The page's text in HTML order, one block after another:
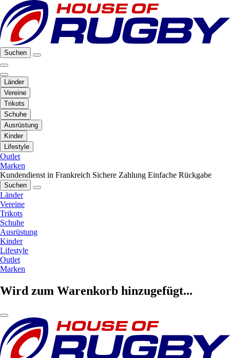
Suchen
Länder
Vereine
Trikots
Schuhe
Ausrüstung
Kinder
Lifestyle
Outlet
Marken
Kundendienst in Frankreich Sichere Zahlung Einfache Rückgabe
Suchen
Länder
Vereine
Trikots
Schuhe
Ausrüstung
Kinder
Lifestyle
Outlet
Marken
Wird zum Warenkorb hinzugefügt...